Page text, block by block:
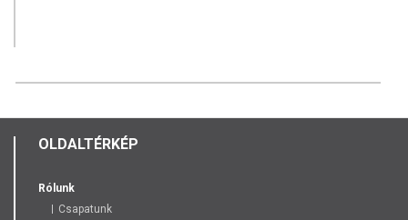
OLDALTÉRKÉP
Rólunk
Csapatunk